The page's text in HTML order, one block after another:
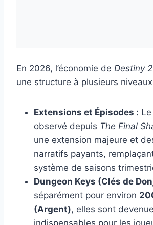
En 2026, l’économie de Destiny 2
une structure à plusieurs
Extensions et Épisodes :
observé depuis The Final
une extension majeure et
narratifs payants,
système de saisons
Dungeon Keys (Clés de
séparément pour environ
(Argent), elles sont
indispensables pour les